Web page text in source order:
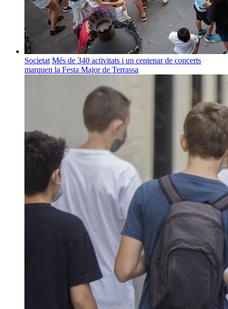
Societat Més de 340 activitats i un centenar de concerts
marquen la Festa Major de Terrassa